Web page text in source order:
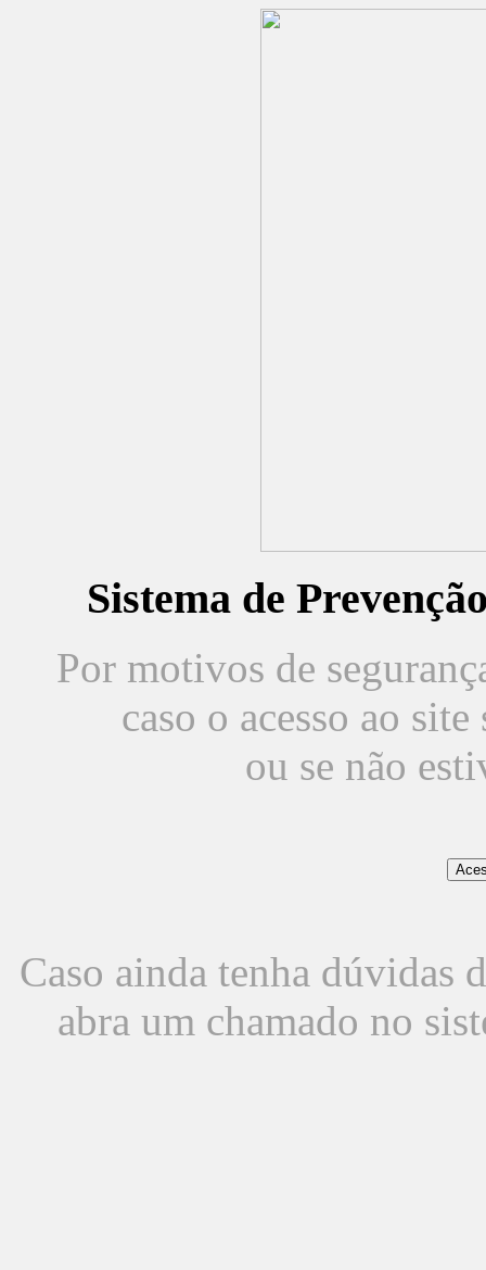
Sistema de
Por motivos de
caso o acesso ao
ou se não
Caso ainda tenha dúvidas
abra um chamado no